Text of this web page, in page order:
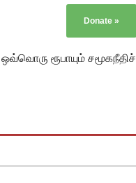
Donate »
ரூபாயும் சமூகநீதிச்